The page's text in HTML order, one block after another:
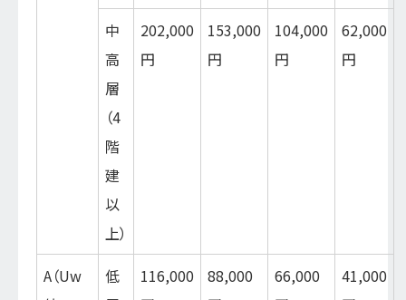
中
高
層
（4
階
建
以
上）
202,000
円
153,000
円
104,000
円
62,000
円
A（Uw
低
116,000
88,000
66,000
41,000